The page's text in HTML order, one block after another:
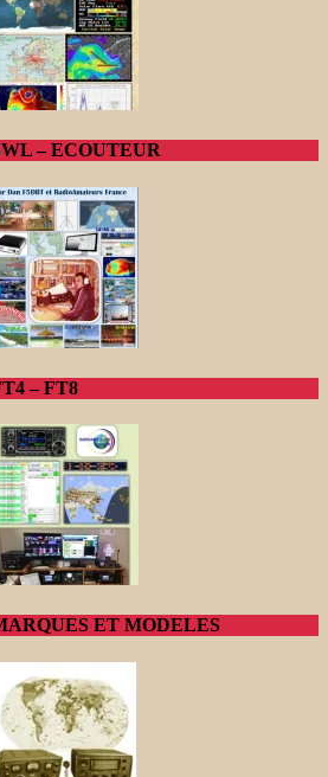
– ECOUTEUR
– FT8
ET MODELES